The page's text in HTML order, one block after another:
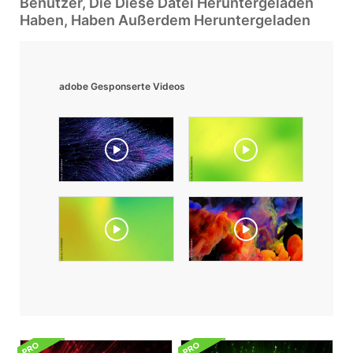
Haben, Haben Außerdem Heruntergeladen
adobe Gesponserte Videos